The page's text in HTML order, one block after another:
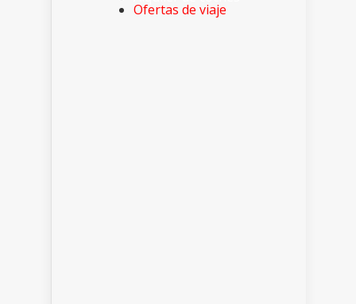
Ofertas de viaje